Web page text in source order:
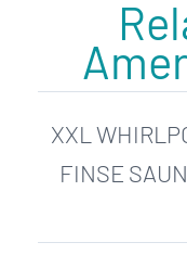
XXL
FINSE